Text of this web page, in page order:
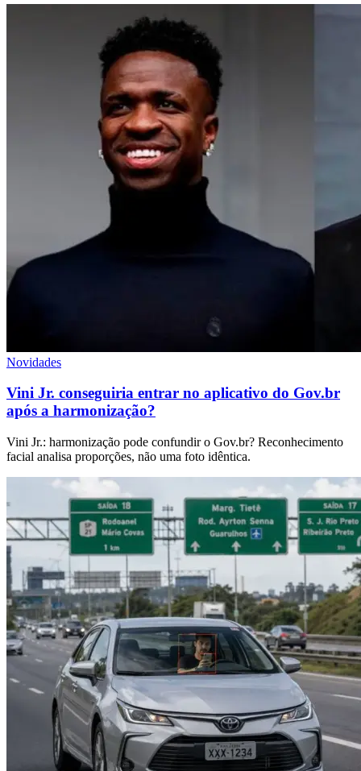
Novidades
Vini Jr. conseguiria entrar no aplicativo do Gov.br
após a harmonização?
Vini Jr.: harmonização pode confundir o Gov.br? Reconhecimento
facial analisa proporções, não uma foto idêntica.